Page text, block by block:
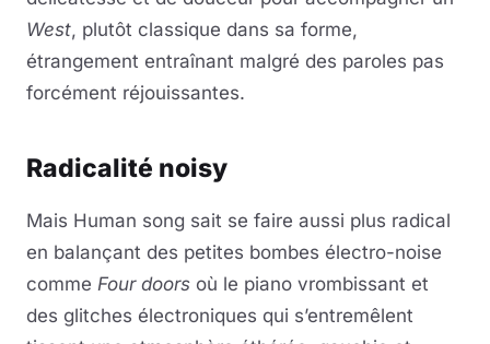
West, plutôt classique dans sa forme,
étrangement entraînant malgré des paroles pas
forcément réjouissantes.
Radicalité noisy
Mais Human song sait se faire aussi plus radical
en balançant des petites bombes électro-noise
comme Four doors où le piano vrombissant et
des glitches électroniques qui s’entremêlent